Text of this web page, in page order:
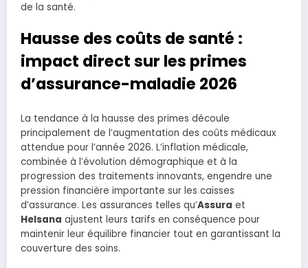
de la santé.
Hausse des coûts de santé :
impact direct sur les primes
d’assurance-maladie 2026
La tendance à la hausse des primes découle
principalement de l’augmentation des coûts médicaux
attendue pour l’année 2026. L’inflation médicale,
combinée à l’évolution démographique et à la
progression des traitements innovants, engendre une
pression financière importante sur les caisses
d’assurance. Les assurances telles qu’Assura et
Helsana ajustent leurs tarifs en conséquence pour
maintenir leur équilibre financier tout en garantissant la
couverture des soins.